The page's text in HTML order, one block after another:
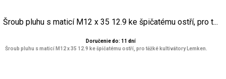
Šroub pluhu s maticí M12 x 35 12.9 ke špičatému ostří, pro t...
Doručenie do: 11 dní
Šroub pluhu s maticí M12 x 35 12.9 ke špičatému ostří, pro těžké kultivátory Lemken.